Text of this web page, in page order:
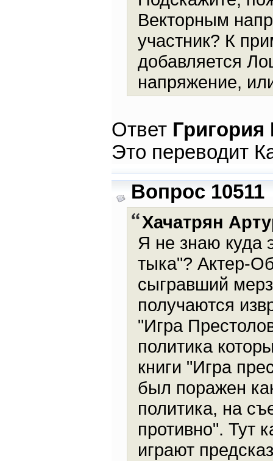
Векторным
участник? К
добавляется
напряжение,
Ответ
Это переводит
Вопрос 10511
Хачатрян
Я не знаю куда
тыка"? Актер-
сыгравший
получаются
"Игра
политика
книги "Игра
был поражен
политика, на
противно". Тут
играют